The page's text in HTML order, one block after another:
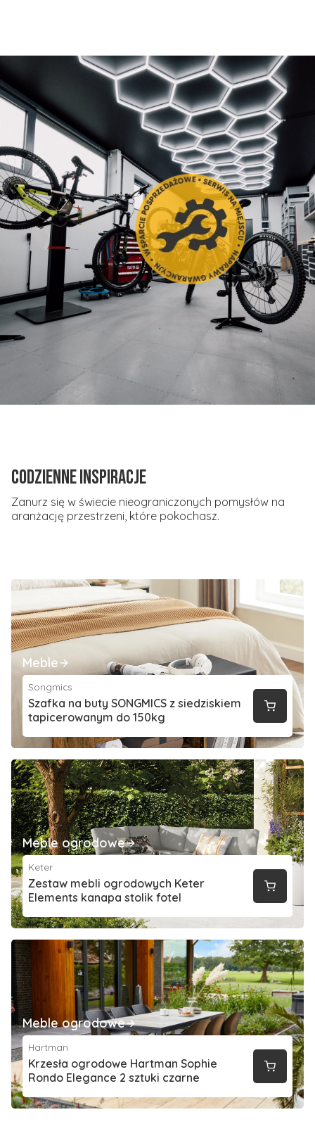
Codzienne inspiracje
Zanurz się w świecie nieograniczonych pomysłów na
aranżację przestrzeni, które pokochasz.
Meble
Songmics
Szafka na buty SONGMICS z siedziskiem
tapicerowanym do 150kg
Meble ogrodowe
Keter
Zestaw mebli ogrodowych Keter
Elements kanapa stolik fotel
Meble ogrodowe
Hartman
Krzesła ogrodowe Hartman Sophie
Rondo Elegance 2 sztuki czarne